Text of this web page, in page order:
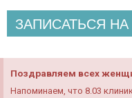
ЗАПИСАТЬСЯ
Поздравляем всех
Напоминаем, что 8.03